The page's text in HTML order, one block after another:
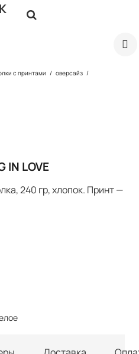
с принтами / оверсайз /
LOVE
240 гр, хлопок. Принт —